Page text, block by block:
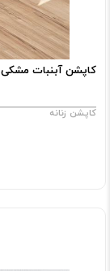
کاپشن آبنبات مشکی
کاپشن زنانه